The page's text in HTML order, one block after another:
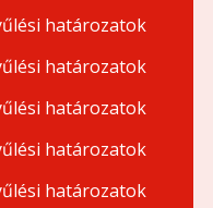
határozatok
határozatok
határozatok
határozatok
határozatok